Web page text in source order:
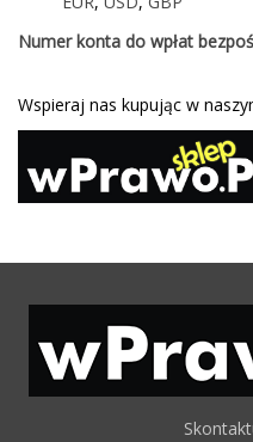
Numer konta do wpłat
Wspieraj nas kupując w